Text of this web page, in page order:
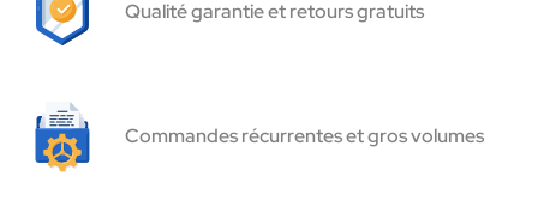
Qualité garantie et retours gratuits
Commandes récurrentes et gros volumes